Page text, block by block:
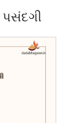
પસંદગી